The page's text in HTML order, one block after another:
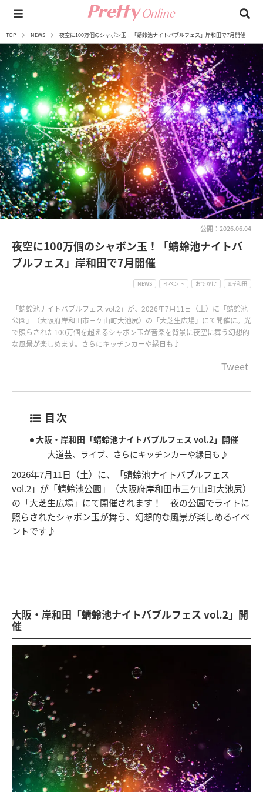
TOP NEWS 夜空に100万個のシャボン玉！「蜻蛉池ナイトバブルフェス」岸和田で7月開催
公開：2026.06.04
夜空に100万個のシャボン玉！「蜻蛉池ナイトバ
ブルフェス」岸和田で7月開催
NEWS イベント おでかけ 岸和田
「蜻蛉池ナイトバブルフェス vol.2」が、2026年7月11日（土）に「蜻蛉池
公園」（大阪府岸和田市三ケ山町大池尻）の「大芝生広場」にて開催に。光
で照らされた100万個を超えるシャボン玉が音楽を背景に夜空に舞う幻想的
な風景が楽しめます。さらにキッチンカーや縁日も♪
Tweet
目次
大阪・岸和田「蜻蛉池ナイトバブルフェス vol.2」開催
大道芸、ライブ、さらにキッチンカーや縁日も♪
2026年7月11日（土）に、「蜻蛉池ナイトバブルフェス
vol.2」が「蜻蛉池公園」（大阪府岸和田市三ケ山町大池尻）
の「大芝生広場」にて開催されます！ 夜の公園でライトに
照らされたシャボン玉が舞う、幻想的な風景が楽しめるイベ
ントです♪
大阪・岸和田「蜻蛉池ナイトバブルフェス vol.2」開
催